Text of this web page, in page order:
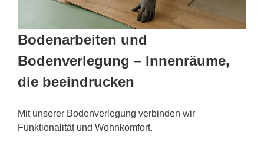
Bodenarbeiten und
Bodenverlegung – Innenräume,
die beeindrucken
Mit unserer Bodenverlegung verbinden wir
Funktionalität und Wohnkomfort.